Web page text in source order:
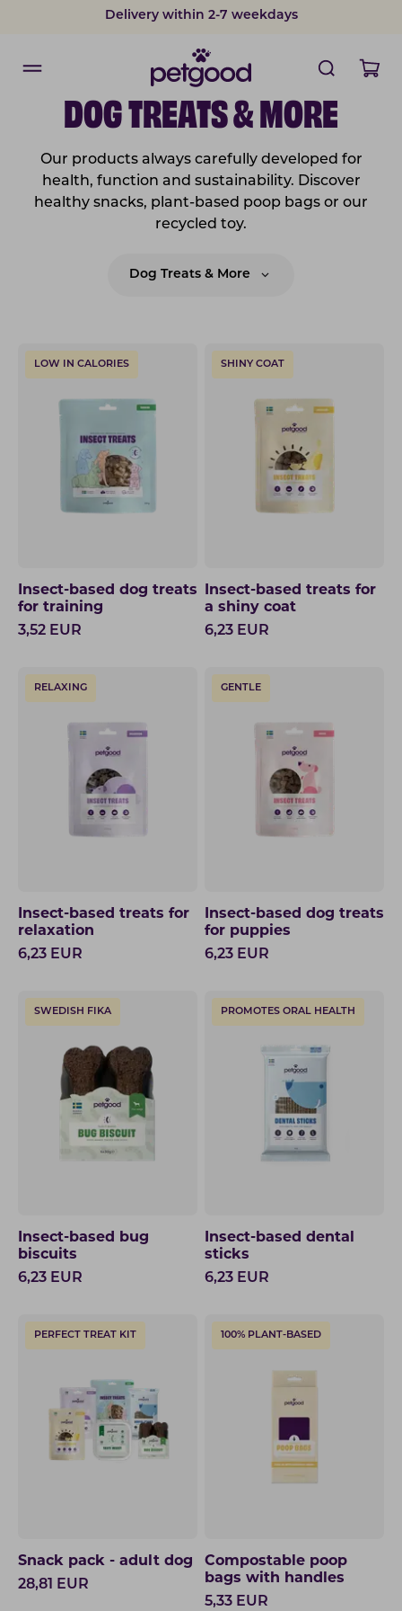
Delivery within 2-7 weekdays
DOG TREATS & MORE
Our products always carefully developed for
health, function and sustainability. Discover
healthy snacks, plant-based poop bags or our
recycled toy.
Dog Treats & More
LOW IN CALORIES
Insect-based dog treats
for training
3,52 EUR
SHINY COAT
Insect-based treats for
a shiny coat
6,23 EUR
RELAXING
Insect-based treats for
relaxation
6,23 EUR
GENTLE
Insect-based dog treats
for puppies
6,23 EUR
SWEDISH FIKA
Insect-based bug
biscuits
6,23 EUR
PROMOTES ORAL HEALTH
Insect-based dental
sticks
6,23 EUR
PERFECT TREAT KIT
Snack pack - adult dog
28,81
EUR
100% PLANT-BASED
Compostable poop
bags with handles
5,33 EUR